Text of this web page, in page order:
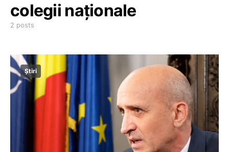
colegii naționale
2 posts
Știri